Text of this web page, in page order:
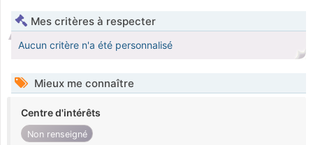
Mes critères à respecter
Aucun critère n'a été personnalisé
Mieux me connaître
Centre d'intérêts
Non renseigné